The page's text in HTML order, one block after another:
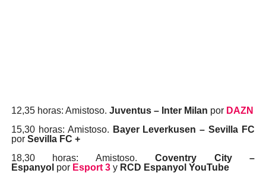
12,35 horas: Amistoso. Juventus – Inter Milan por DAZN
15,30 horas: Amistoso. Bayer Leverkusen – Sevilla FC
por Sevilla FC +
18,30 horas: Amistoso. Coventry City –
Espanyol por Esport 3y RCD Espanyol YouTube